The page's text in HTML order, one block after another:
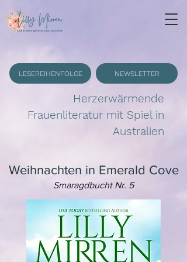
LESEREIHENFOLGE NEWSLETTER
Herzerwärmende
Frauenliteratur mit Spiel in
Australien
Weihnachten in Emerald Cove
Smaragdbucht Nr. 5